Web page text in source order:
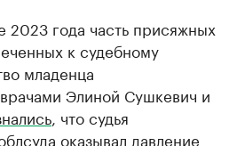
2023 года часть присяжных
к судебному
младенца
Элиной Сушкевич и
, что судья
оказывал давление